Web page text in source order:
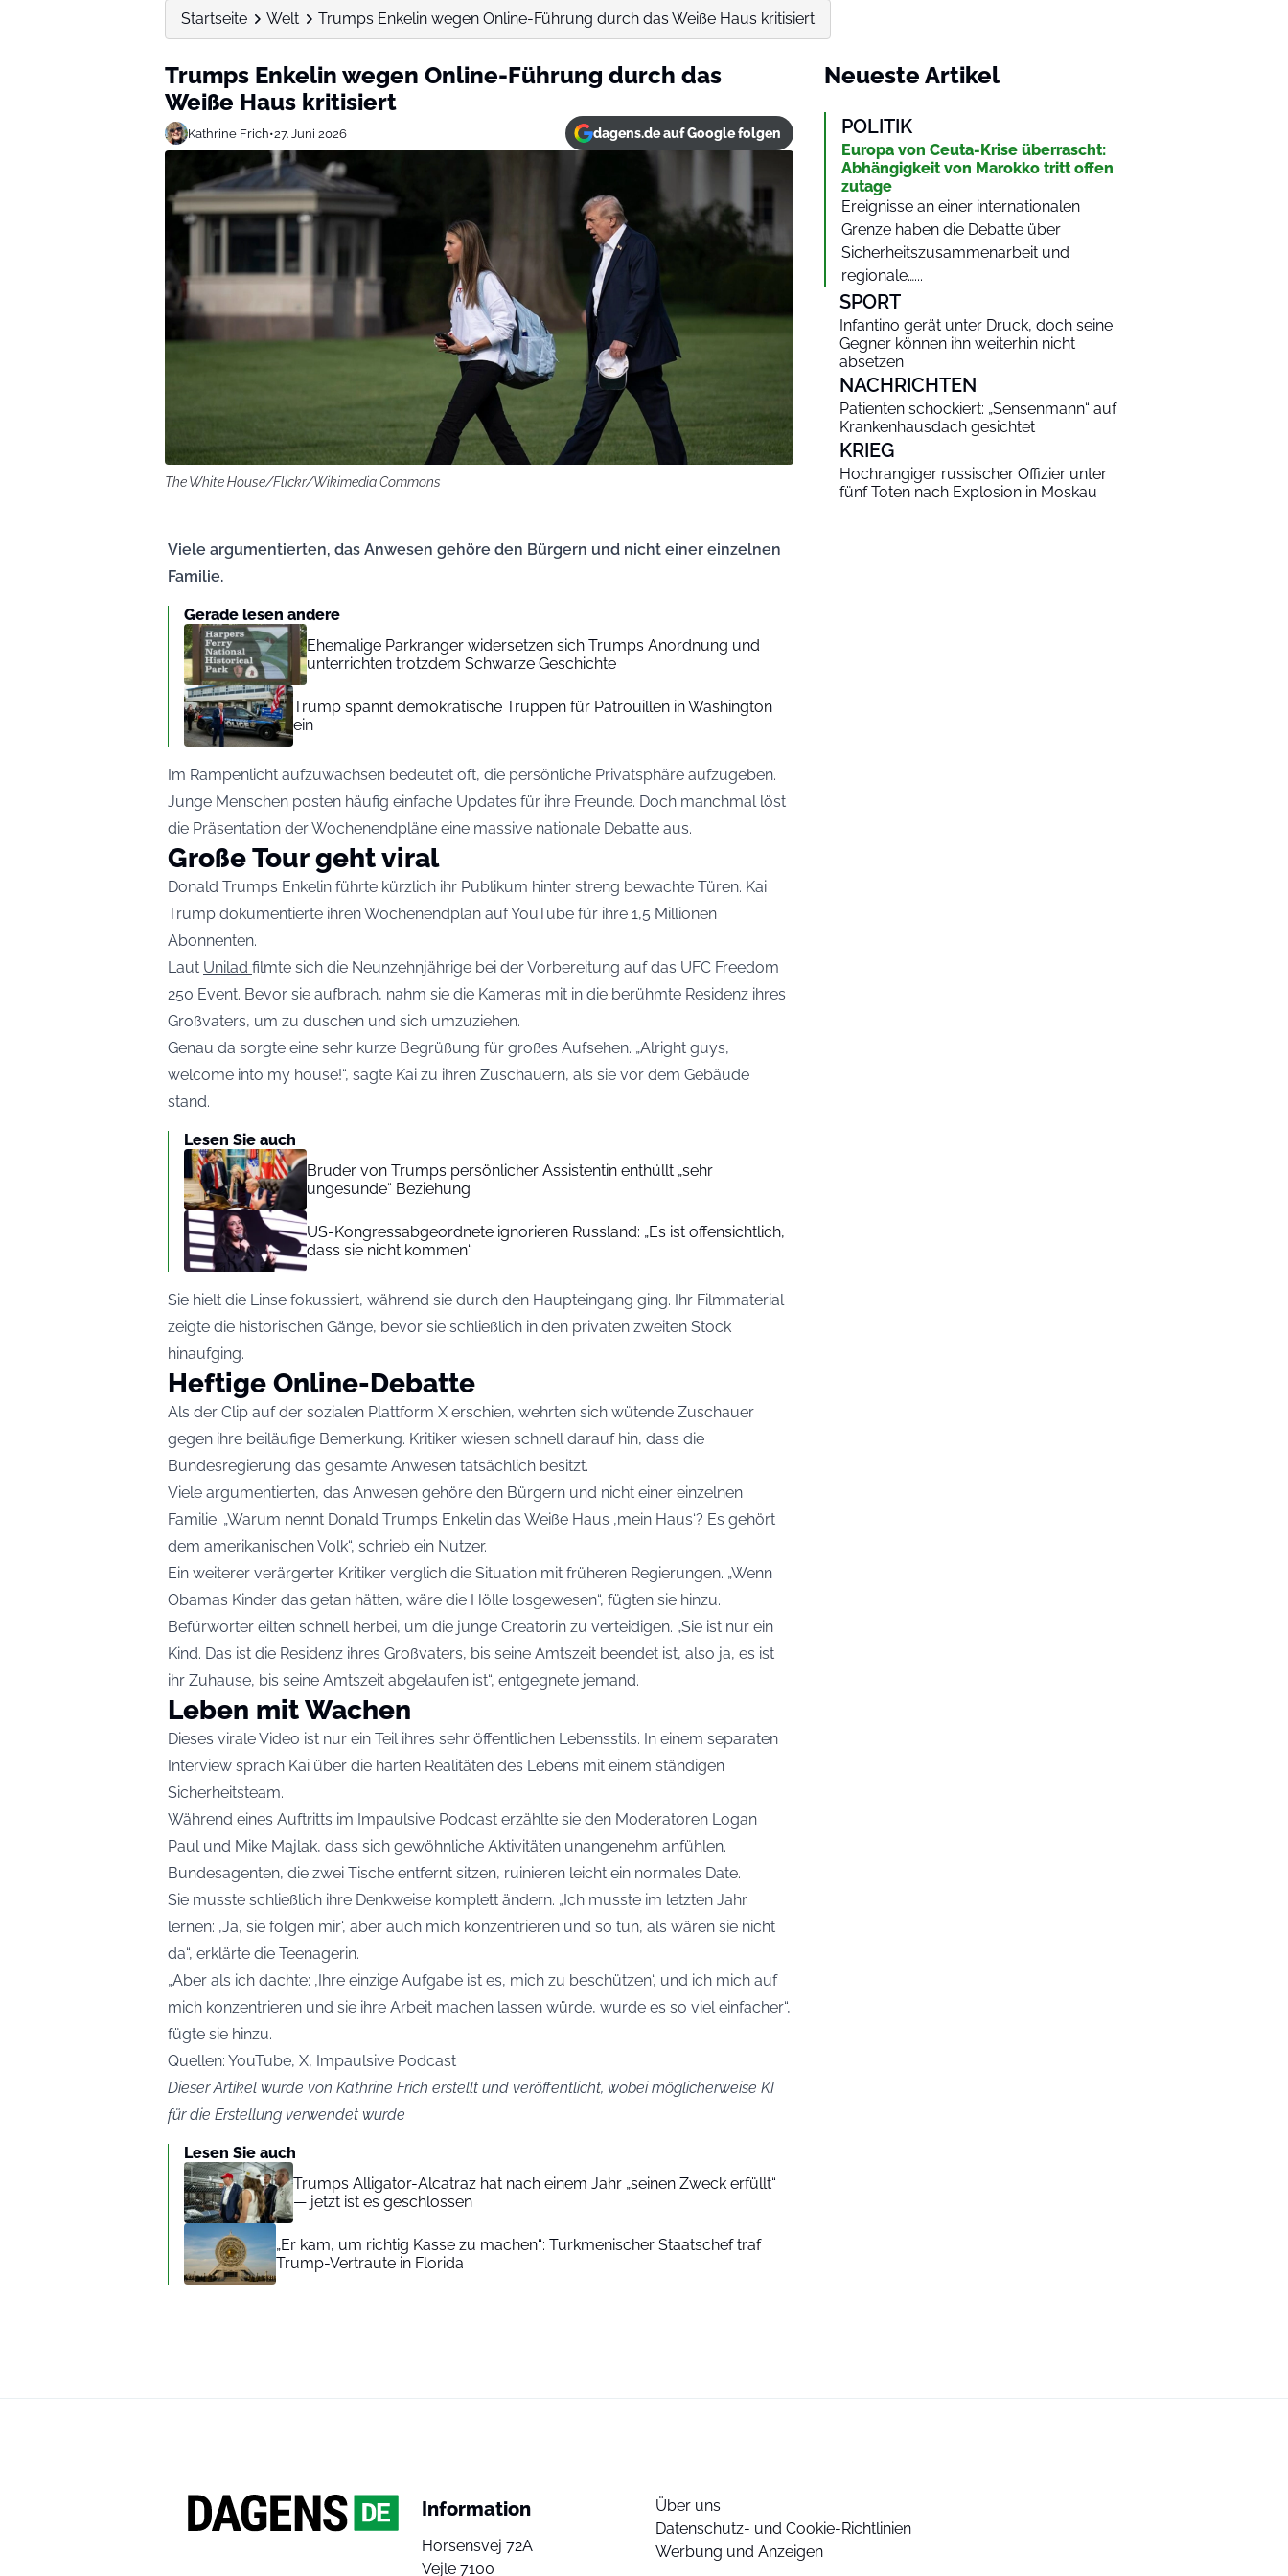
Startseite Welt Trumps Enkelin wegen Online-Führung durch das Weiße Haus kritisiert
Trumps Enkelin wegen Online-Führung durch das
Weiße Haus kritisiert
Kathrine Frich•27. Juni 2026 dagens.de auf Google folgen
The White House/Flickr/Wikimedia Commons
Viele argumentierten, das Anwesen gehöre den Bürgern und nicht einer einzelnen
Familie.
Gerade lesen andere
Ehemalige Parkranger widersetzen sich Trumps Anordnung und
unterrichten trotzdem Schwarze Geschichte
Trump spannt demokratische Truppen für Patrouillen in Washington
ein
Im Rampenlicht aufzuwachsen bedeutet oft, die persönliche Privatsphäre aufzugeben.
Junge Menschen posten häufig einfache Updates für ihre Freunde. Doch manchmal löst
die Präsentation der Wochenendpläne eine massive nationale Debatte aus.
Große Tour geht viral
Donald Trumps Enkelin führte kürzlich ihr Publikum hinter streng bewachte Türen. Kai
Trump dokumentierte ihren Wochenendplan auf YouTube für ihre 1,5 Millionen
Abonnenten.
Laut Unilad filmte sich die Neunzehnjährige bei der Vorbereitung auf das UFC Freedom
250 Event. Bevor sie aufbrach, nahm sie die Kameras mit in die berühmte Residenz ihres
Großvaters, um zu duschen und sich umzuziehen.
Genau da sorgte eine sehr kurze Begrüßung für großes Aufsehen. „Alright guys,
welcome into my house!“, sagte Kai zu ihren Zuschauern, als sie vor dem Gebäude
stand.
Lesen Sie auch
Bruder von Trumps persönlicher Assistentin enthüllt „sehr
ungesunde“ Beziehung
US-Kongressabgeordnete ignorieren Russland: „Es ist offensichtlich,
dass sie nicht kommen“
Sie hielt die Linse fokussiert, während sie durch den Haupteingang ging. Ihr Filmmaterial
zeigte die historischen Gänge, bevor sie schließlich in den privaten zweiten Stock
hinaufging.
Heftige Online-Debatte
Als der Clip auf der sozialen Plattform X erschien, wehrten sich wütende Zuschauer
gegen ihre beiläufige Bemerkung. Kritiker wiesen schnell darauf hin, dass die
Bundesregierung das gesamte Anwesen tatsächlich besitzt.
Viele argumentierten, das Anwesen gehöre den Bürgern und nicht einer einzelnen
Familie. „Warum nennt Donald Trumps Enkelin das Weiße Haus ‚mein Haus‘? Es gehört
dem amerikanischen Volk“, schrieb ein Nutzer.
Ein weiterer verärgerter Kritiker verglich die Situation mit früheren Regierungen. „Wenn
Obamas Kinder das getan hätten, wäre die Hölle losgewesen“, fügten sie hinzu.
Befürworter eilten schnell herbei, um die junge Creatorin zu verteidigen. „Sie ist nur ein
Kind. Das ist die Residenz ihres Großvaters, bis seine Amtszeit beendet ist, also ja, es ist
ihr Zuhause, bis seine Amtszeit abgelaufen ist“, entgegnete jemand.
Leben mit Wachen
Dieses virale Video ist nur ein Teil ihres sehr öffentlichen Lebensstils. In einem separaten
Interview sprach Kai über die harten Realitäten des Lebens mit einem ständigen
Sicherheitsteam.
Während eines Auftritts im Impaulsive Podcast erzählte sie den Moderatoren Logan
Paul und Mike Majlak, dass sich gewöhnliche Aktivitäten unangenehm anfühlen.
Bundesagenten, die zwei Tische entfernt sitzen, ruinieren leicht ein normales Date.
Sie musste schließlich ihre Denkweise komplett ändern. „Ich musste im letzten Jahr
lernen: ‚Ja, sie folgen mir‘, aber auch mich konzentrieren und so tun, als wären sie nicht
da“, erklärte die Teenagerin.
„Aber als ich dachte: ‚Ihre einzige Aufgabe ist es, mich zu beschützen‘, und ich mich auf
mich konzentrieren und sie ihre Arbeit machen lassen würde, wurde es so viel einfacher“,
fügte sie hinzu.
Quellen: YouTube, X, Impaulsive Podcast
Dieser Artikel wurde von Kathrine Frich erstellt und veröffentlicht, wobei möglicherweise KI
für die Erstellung verwendet wurde
Lesen Sie auch
Trumps Alligator-Alcatraz hat nach einem Jahr „seinen Zweck erfüllt“
— jetzt ist es geschlossen
„Er kam, um richtig Kasse zu machen“: Turkmenischer Staatschef traf
Trump-Vertraute in Florida
Neueste Artikel
POLITIK
Europa von Ceuta-Krise überrascht:
Abhängigkeit von Marokko tritt offen
zutage
Ereignisse an einer internationalen
Grenze haben die Debatte über
Sicherheitszusammenarbeit und
regionale…...
SPORT
Infantino gerät unter Druck, doch seine
Gegner können ihn weiterhin nicht
absetzen
NACHRICHTEN
Patienten schockiert: „Sensenmann“ auf
Krankenhausdach gesichtet
KRIEG
Hochrangiger russischer Offizier unter
fünf Toten nach Explosion in Moskau
Information
Horsensvej 72A
Vejle 7100
Über uns
Datenschutz- und Cookie-Richtlinien
Werbung und Anzeigen